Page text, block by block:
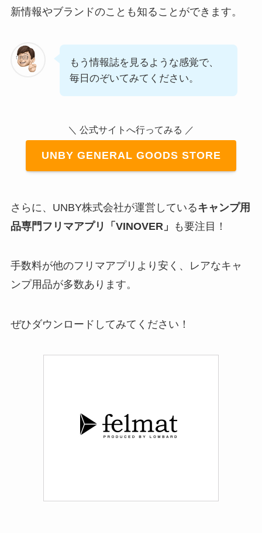
新情報やブランドのことも知ることができます。
もう情報誌を見るような感覚で、
毎日のぞいてみてください。
＼ 公式サイトへ行ってみる ／
UNBY GENERAL GOODS STORE
さらに、UNBY株式会社が運営しているキャンプ用
品専門フリマアプリ「VINOVER」
も要注目！
手数料が他のフリマアプリより安く、レアなキャ
ンプ用品が多数あります。
ぜひダウンロードしてみてください！